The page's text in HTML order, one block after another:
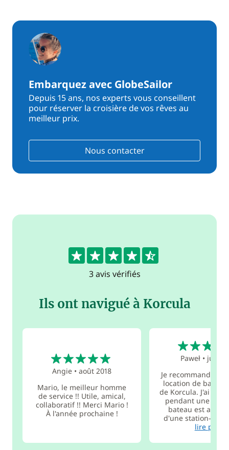
Embarquez avec GlobeSailor
Depuis 15 ans, nos experts vous conseillent
pour réserver la croisière de vos rêves au
meilleur prix.
Nous contacter
4.7
3 avis vérifiés
Ils ont navigué à Korcula
Angie •août 2018
Mario, le meilleur homme
de service !! Utile, amical,
collaboratif !! Merci Mario !
À l'année prochaine !
Paweł • juil.
Je recommande
location de
de Korcula. J'ai eu
pendant une
bateau est
d'une station-
lire plus